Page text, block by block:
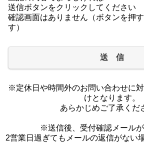
送信ボタンをクリックしてください
確認画面はありません（ボタンを押
す）
送 信
※定休日や時間外のお問い合わせに
けとなります。
あらかじめご了承くだ
※送信後、受付確認メールが
2営業日過ぎてもメールの返信がない